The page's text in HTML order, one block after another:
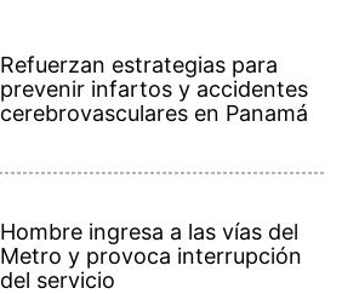
Refuerzan estrategias para
prevenir infartos y accidentes
cerebrovasculares en Panamá
Hombre ingresa a las vías del
Metro y provoca interrupción
del servicio